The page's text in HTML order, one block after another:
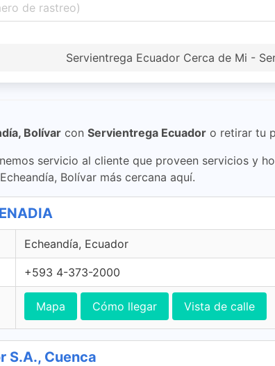
Servientrega Ecuador Cerca de Mi -
Bolívar con Servientrega Ecuador o retirar tu
servicio al cliente que proveen servicios y
Bolívar más cercana aquí.
Echeandía, Ecuador
+593 4-373-2000
Mapa Cómo llegar Vista de calle
S.A., Cuenca